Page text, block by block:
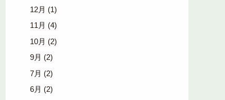
12月 (1)
11月 (4)
10月 (2)
9月 (2)
7月 (2)
6月 (2)